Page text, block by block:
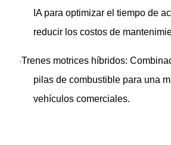
IA para optimizar el tiempo de
reducir los costos de
·Trenes motrices híbridos:
pilas de combustible para una
vehículos comerciales.